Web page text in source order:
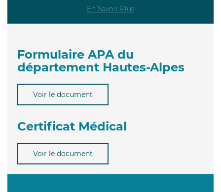
En Savoir Plus
Formulaire APA du
département Hautes-Alpes
Voir le document
Certificat Médical
Voir le document